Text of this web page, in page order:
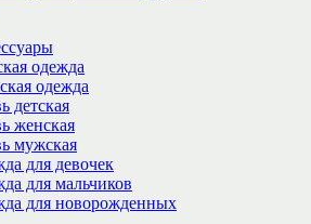
одежда
одежда
детская
женская
мужская
для девочек
для мальчиков
для новорожденных